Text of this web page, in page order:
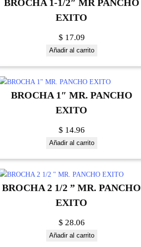
BROCHA 1-1/2″ MR PANCHO
EXITO
$ 17.09
Añadir al carrito
BROCHA 1″ MR. PANCHO
EXITO
$ 14.96
Añadir al carrito
BROCHA 2 1/2 ” MR. PANCHO
EXITO
$ 28.06
Añadir al carrito